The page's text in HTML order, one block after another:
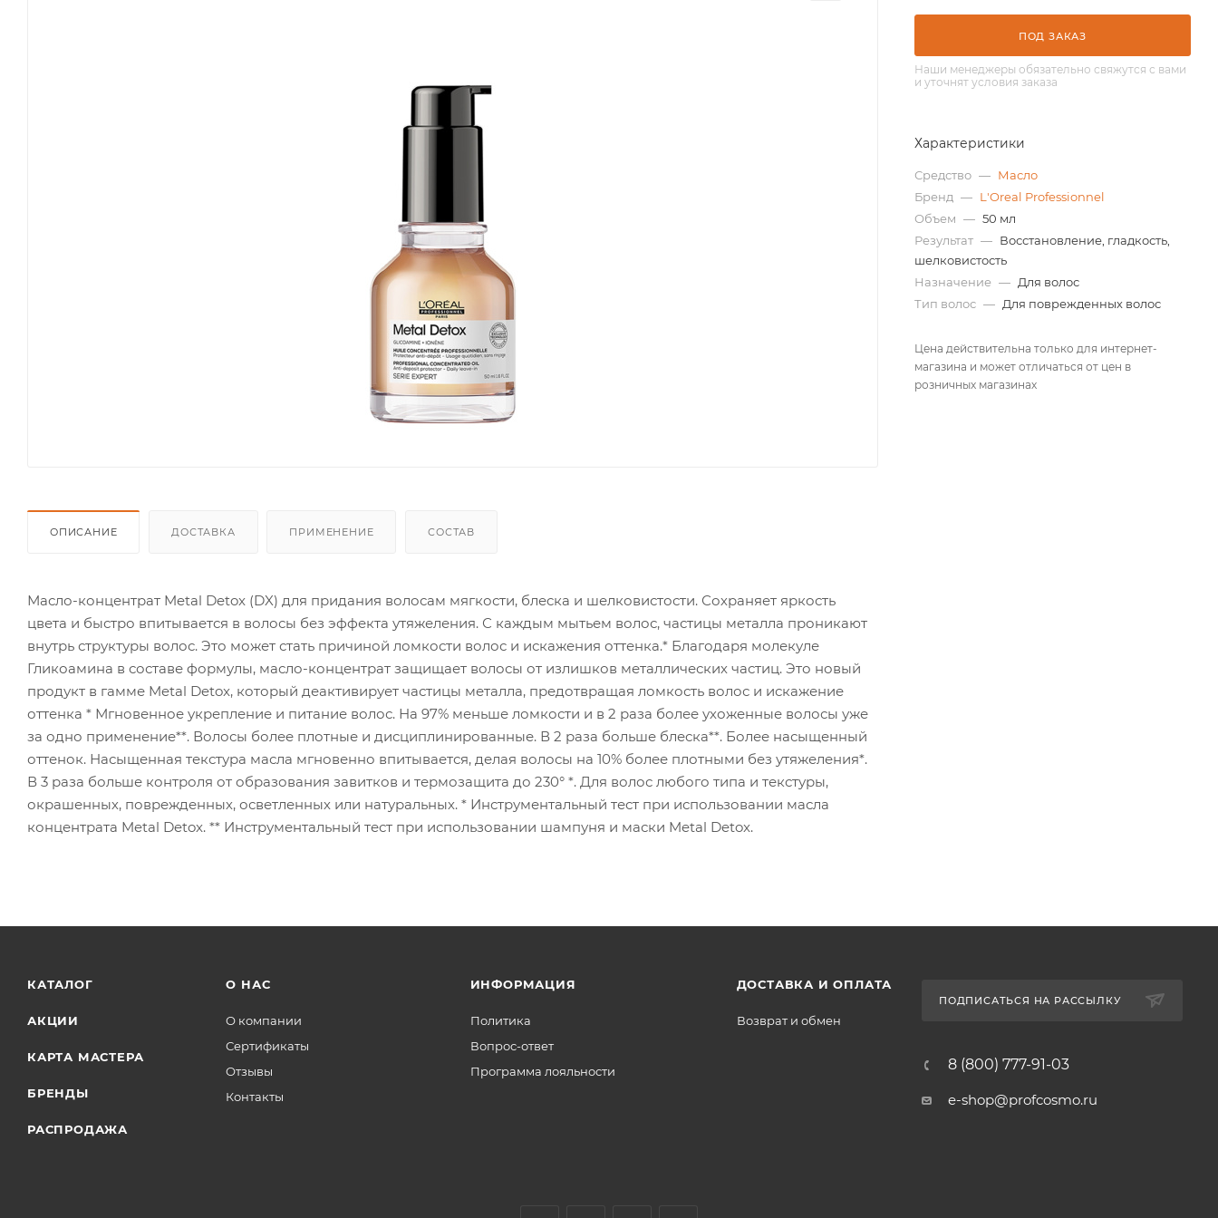
ОПИСАНИЕ ДОСТАВКА ПРИМЕНЕНИЕ СОСТАВ
Масло-концентрат Metal Detox (DX) для придания волосам мягкости, блеска и шелковистости. Сохраняет яркость
цвета и быстро впитывается в волосы без эффекта утяжеления. С каждым мытьем волос, частицы металла проникают
внутрь структуры волос. Это может стать причиной ломкости волос и искажения оттенка.* Благодаря молекуле
Гликоамина в составе формулы, масло-концентрат защищает волосы от излишков металлических частиц. Это новый
продукт в гамме Metal Detox, который деактивирует частицы металла, предотвращая ломкость волос и искажение
оттенка * Мгновенное укрепление и питание волос. На 97% меньше ломкости и в 2 раза более ухоженные волосы уже
за одно применение**. Волосы более плотные и дисциплинированные. В 2 раза больше блеска**. Более насыщенный
оттенок. Насыщенная текстура масла мгновенно впитывается, делая волосы на 10% более плотными без утяжеления*.
В 3 раза больше контроля от образования завитков и термозащита до 230° *. Для волос любого типа и текстуры,
окрашенных, поврежденных, осветленных или натуральных. * Инструментальный тест при использовании масла
концентрата Metal Detox. ** Инструментальный тест при использовании шампуня и маски Metal Detox.
ПОД ЗАКАЗ
Наши менеджеры обязательно свяжутся с вами
и уточнят условия заказа
Характеристики
Средство — Масло
Бренд — L'Oreal Professionnel
Объем — 50 мл
Результат — Восстановление, гладкость,
шелковистость
Назначение — Для волос
Тип волос — Для поврежденных волос
Цена действительна только для интернет-
магазина и может отличаться от цен в
розничных магазинах
КАТАЛОГ
АКЦИИ
КАРТА МАСТЕРА
БРЕНДЫ
РАСПРОДАЖА
О НАС
О компании
Сертификаты
Отзывы
Контакты
ИНФОРМАЦИЯ
Политика
Вопрос-ответ
Программа лояльности
ДОСТАВКА И ОПЛАТА
Возврат и обмен
ПОДПИСАТЬСЯ НА РАССЫЛКУ
8 (800) 777-91-03
e-shop@profcosmo.ru